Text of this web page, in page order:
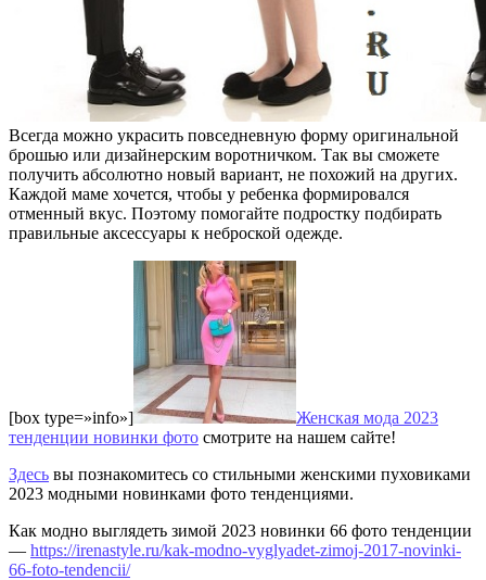
Всегда можно украсить повседневную форму оригинальной
брошью или дизайнерским воротничком. Так вы сможете
получить абсолютно новый вариант, не похожий на других.
Каждой маме хочется, чтобы у ребенка формировался
отменный вкус. Поэтому помогайте подростку подбирать
правильные аксессуары к неброской одежде.
[box type=»info»]
Женская мода 2023
тенденции новинки фото смотрите на нашем сайте!
Здесь вы познакомитесь со стильными женскими пуховиками
2023 модными новинками фото тенденциями.
Как модно выглядеть зимой 2023 новинки 66 фото тенденции
— https://irenastyle.ru/kak-modno-vyglyadet-zimoj-2017-novinki-
66-foto-tendencii/